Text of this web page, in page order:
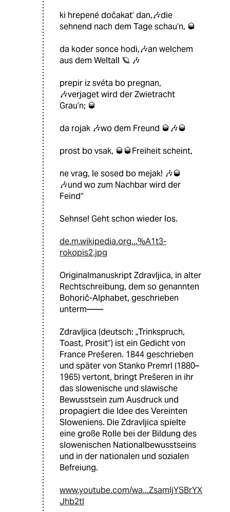
ki hrepené dočakat’ dan,🎶die
sehnend nach dem Tage schau’n, 🥃
da koder sonce hodi,🎶an welchem
aus dem Weltall 🪐 🎶
prepir iz svéta bo pregnan,
🎶verjaget wird der Zwietracht
Grau’n; 🥃
da rojak 🎶wo dem Freund 🥃🎶🥃
prost bo vsak, 🥃🥃Freiheit scheint,
ne vrag, le sosed bo mejak! 🎶🥃
🎶und wo zum Nachbar wird der
Feind“
Sehnse! Geht schon wieder los.
de.m.wikipedia.org...%A1t3-
rokopis2.jpg
Originalmanuskript Zdravljica, in alter
Rechtschreibung, dem so genannten
Bohorič-Alphabet, geschrieben
unterm——
Zdravljica (deutsch: „Trinkspruch,
Toast, Prosit“) ist ein Gedicht von
France Prešeren. 1844 geschrieben
und später von Stanko Premrl (1880–
1965) vertont, bringt Prešeren in ihr
das slowenische und slawische
Bewusstsein zum Ausdruck und
propagiert die Idee des Vereinten
Sloweniens. Die Zdravljica spielte
eine große Rolle bei der Bildung des
slowenischen Nationalbewusstseins
und in der nationalen und sozialen
Befreiung.
www.youtube.com/wa...ZsamljYSBrYX
Jhb2tl